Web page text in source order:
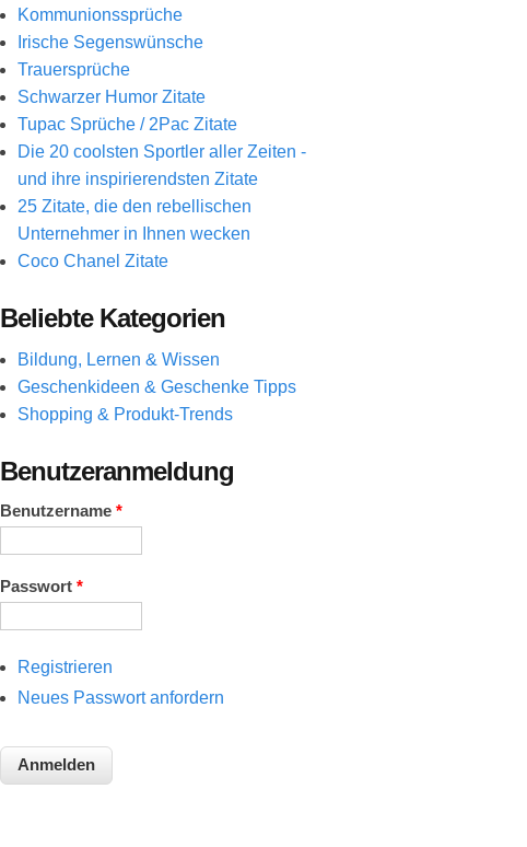
Kommunionssprüche
Irische Segenswünsche
Trauersprüche
Schwarzer Humor Zitate
Tupac Sprüche / 2Pac Zitate
Die 20 coolsten Sportler aller Zeiten -
und ihre inspirierendsten Zitate
25 Zitate, die den rebellischen
Unternehmer in Ihnen wecken
Coco Chanel Zitate
Beliebte Kategorien
Bildung, Lernen & Wissen
Geschenkideen & Geschenke Tipps
Shopping & Produkt-Trends
Benutzeranmeldung
Benutzername *
Passwort *
Registrieren
Neues Passwort anfordern